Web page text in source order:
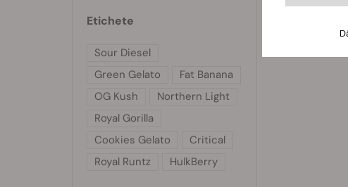
Etichete
Sour Diesel
Green Gelato
Fat Banana
OG Kush
Northern Light
Royal Gorilla
Cookies Gelato
Critical
Royal Runtz
HulkBerry